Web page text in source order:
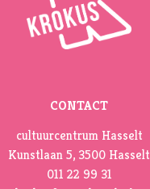
CONTACT
cultuurcentrum Hasselt
Kunstlaan 5, 3500 Hasselt
011 22 99 31